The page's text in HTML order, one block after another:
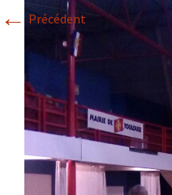
← Précédent